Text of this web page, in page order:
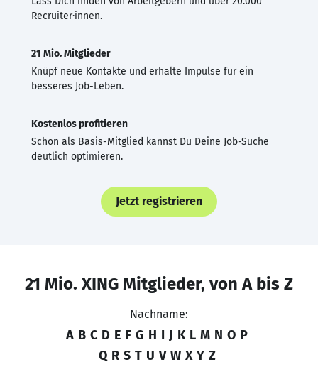
Recruiter·innen.
21 Mio. Mitglieder
Knüpf neue Kontakte und erhalte Impulse für ein
besseres Job-Leben.
Kostenlos profitieren
Schon als Basis-Mitglied kannst Du Deine Job-Suche
deutlich optimieren.
Jetzt registrieren
21 Mio. XING Mitglieder, von A bis Z
Nachname:
A B C D E F G H I J K L M N O P
Q R S T U V W X Y Z